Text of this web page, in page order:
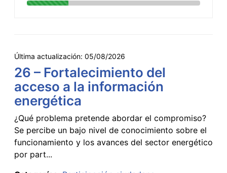
Última actualización: 05/08/2026
26 – Fortalecimiento del
acceso a la información
energética
¿Qué problema pretende abordar el compromiso?
Se percibe un bajo nivel de conocimiento sobre el
funcionamiento y los avances del sector energético
por part...